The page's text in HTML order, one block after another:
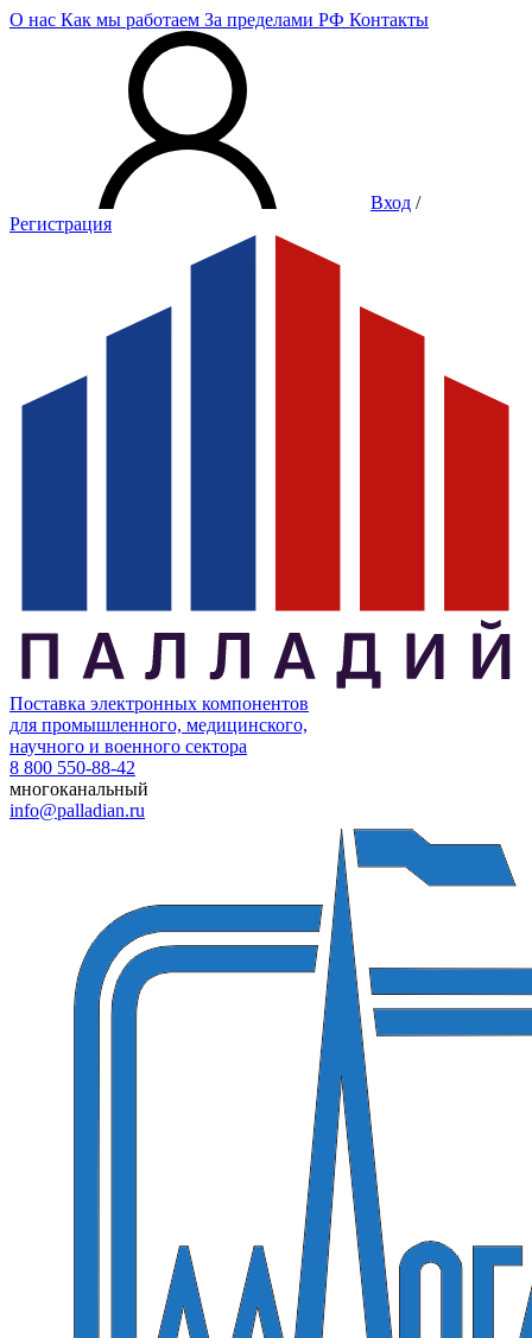
О нас Как мы работаем За пределами РФ Контакты
Вход /
Регистрация
Поставка электронных компонентов
для промышленного, медицинского,
научного и военного сектора
8 800 550-88-42
многоканальный
info@palladian.ru